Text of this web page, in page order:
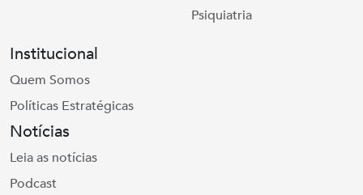
Psiquiatria
Institucional
Quem Somos
Políticas Estratégicas
Notícias
Leia as notícias
Podcast